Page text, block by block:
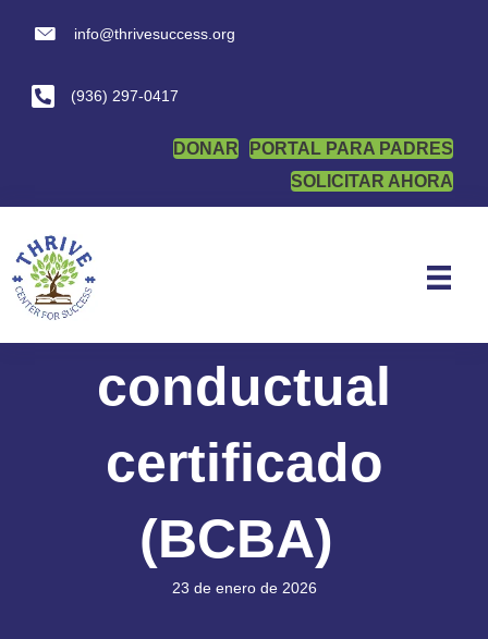
info@thrivesuccess.org
info@thrivesuccess.org
(936) 297-0417
DONAR
PORTAL PARA PADRES
SOLICITAR AHORA
conductual
certificado
(BCBA)
23 de enero de 2026